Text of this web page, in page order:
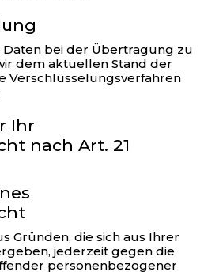
Daten bei der Übertragung zu
dem aktuellen Stand der
Verschlüsselungsverfahren
Ihr
nach Art. 21
Gründen, die sich aus Ihrer
jederzeit gegen die
personenbezogener